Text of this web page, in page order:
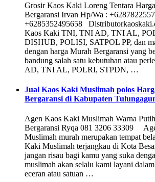
Grosir Kaos Kaki Loreng Tentara
Bergaransi Irvan Hp/Wa :
+6285352495658
Kaos Kaki TNI, TNI AD, TNI AL,
DISHUB, POLISI, SATPOL PP, dan
dengan harga Murah Bergaransi yang
bandung salah satu kebutuhan atau
AD, TNI AL, POLRI, STPDN, …
Jual Kaos Kaki Muslimah polos
Bergaransi di Kabupaten
Agen Kaos Kaki Muslimah Warna
Bergaransi Ryqa 081 3206 33309
Muslimah murah merupakan tempat
Kaki Muslimah terjangkau di Kota
jangan risau bagi kamu yang suka
muslimah akan selalu kami layani
eceran atau satuan …